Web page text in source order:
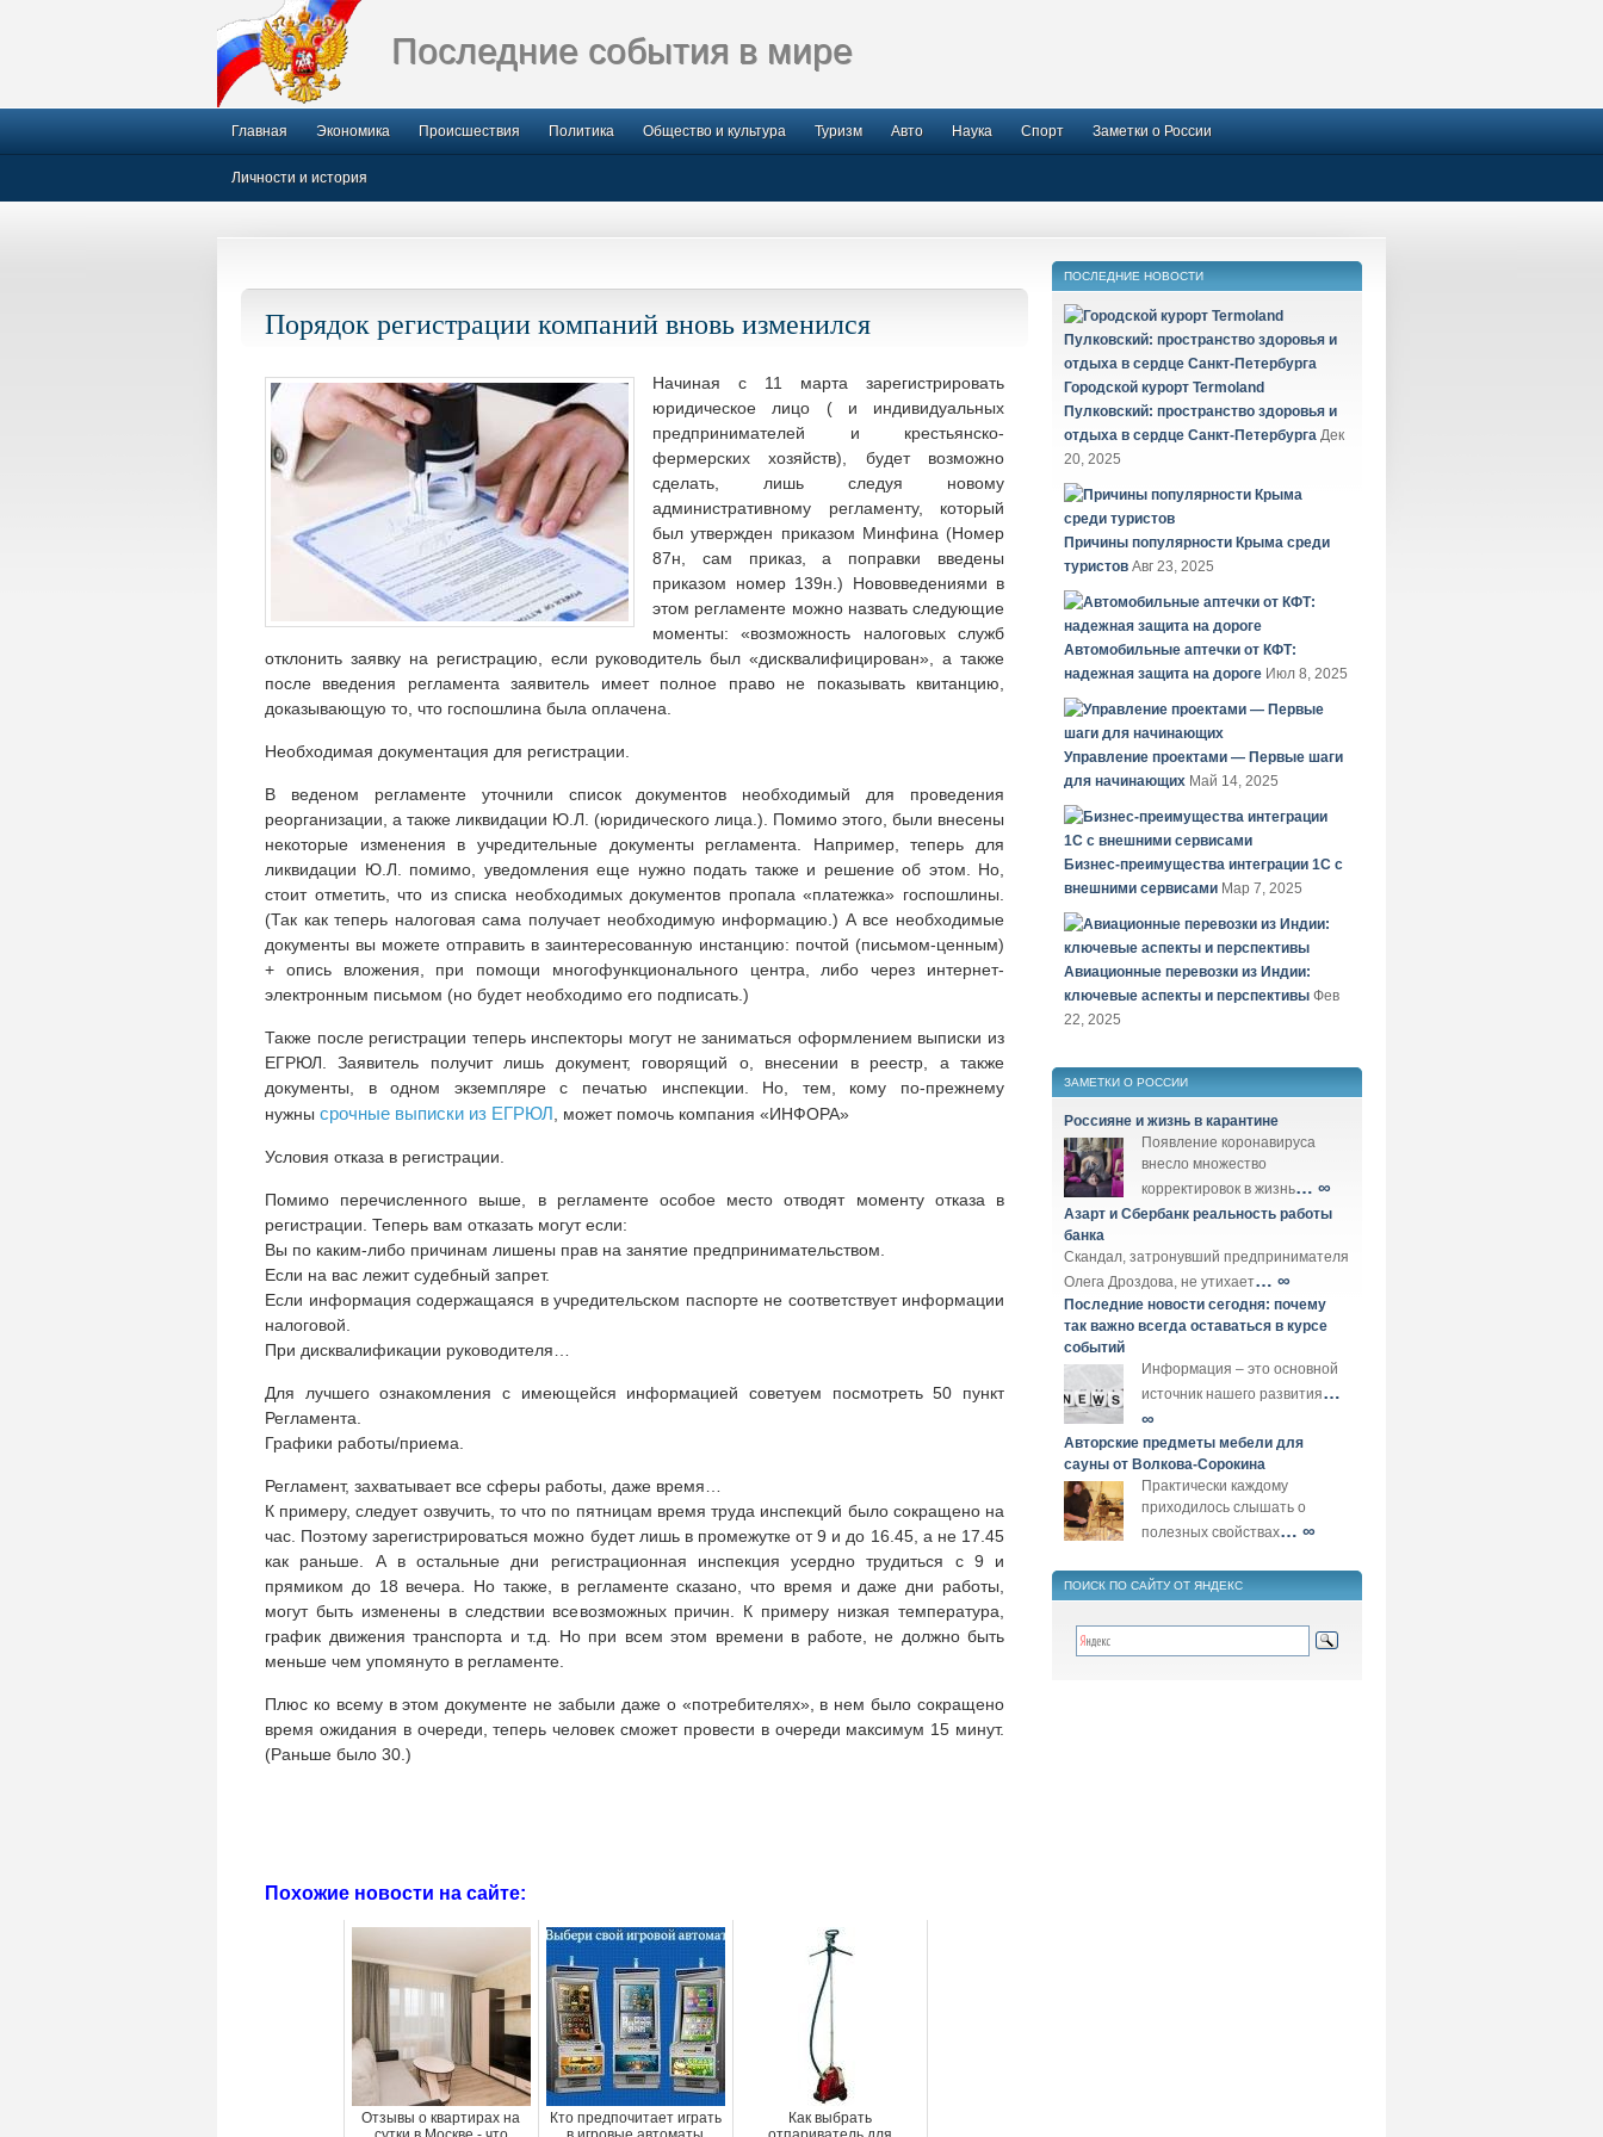
Последние события в мире
Главная Экономика Происшествия Политика Общество и культура Туризм Авто Наука Спорт Заметки о России
Личности и история
Порядок регистрации компаний вновь изменился
Начиная с 11 марта зарегистрировать
юридическое лицо ( и индивидуальных
предпринимателей и крестьянско-
фермерских хозяйств), будет возможно
сделать, лишь следуя новому
административному регламенту, который
был утвержден приказом Минфина (Номер
87н, сам приказ, а поправки введены
приказом номер 139н.) Нововведениями в
этом регламенте можно назвать следующие
моменты: «возможность налоговых служб
отклонить заявку на регистрацию, если руководитель был «дисквалифицирован», а также
после введения регламента заявитель имеет полное право не показывать квитанцию,
доказывающую то, что госпошлина была оплачена.
Необходимая документация для регистрации.
В веденом регламенте уточнили список документов необходимый для проведения
реорганизации, а также ликвидации Ю.Л. (юридического лица.). Помимо этого, были внесены
некоторые изменения в учредительные документы регламента. Например, теперь для
ликвидации Ю.Л. помимо, уведомления еще нужно подать также и решение об этом. Но,
стоит отметить, что из списка необходимых документов пропала «платежка» госпошлины.
(Так как теперь налоговая сама получает необходимую информацию.) А все необходимые
документы вы можете отправить в заинтересованную инстанцию: почтой (письмом-ценным)
+ опись вложения, при помощи многофункционального центра, либо через интернет-
электронным письмом (но будет необходимо его подписать.)
Также после регистрации теперь инспекторы могут не заниматься оформлением выписки из
ЕГРЮЛ. Заявитель получит лишь документ, говорящий о, внесении в реестр, а также
документы, в одном экземпляре с печатью инспекции. Но, тем, кому по-прежнему
нужны срочные выписки из ЕГРЮЛ , может помочь компания «ИНФОРА»
Условия отказа в регистрации.
Помимо перечисленного выше, в регламенте особое место отводят моменту отказа в
регистрации. Теперь вам отказать могут если:
Вы по каким-либо причинам лишены прав на занятие предпринимательством.
Если на вас лежит судебный запрет.
Если информация содержащаяся в учредительском паспорте не соответствует информации
налоговой.
При дисквалификации руководителя…
Для лучшего ознакомления с имеющейся информацией советуем посмотреть 50 пункт
Регламента.
Графики работы/приема.
Регламент, захватывает все сферы работы, даже время…
К примеру, следует озвучить, то что по пятницам время труда инспекций было сокращено на
час. Поэтому зарегистрироваться можно будет лишь в промежутке от 9 и до 16.45, а не 17.45
как раньше. А в остальные дни регистрационная инспекция усердно трудиться с 9 и
прямиком до 18 вечера. Но также, в регламенте сказано, что время и даже дни работы,
могут быть изменены в следствии всевозможных причин. К примеру низкая температура,
график движения транспорта и т.д. Но при всем этом времени в работе, не должно быть
меньше чем упомянуто в регламенте.
Плюс ко всему в этом документе не забыли даже о «потребителях», в нем было сокращено
время ожидания в очереди, теперь человек сможет провести в очереди максимум 15 минут.
(Раньше было 30.)
Похожие новости на сайте:
Отзывы о квартирах на
Кто предпочитает играть
Как выбрать
ПОСЛЕДНИЕ НОВОСТИ
Городской курорт Termoland
Пулковский: пространство здоровья и
отдыха в сердце Санкт-Петербурга Дек
20, 2025
Причины популярности Крыма среди
туристов Авг 23, 2025
Автомобильные аптечки от КФТ:
надежная защита на дороге Июл 8, 2025
Управление проектами — Первые шаги
для начинающих Май 14, 2025
Бизнес-преимущества интеграции 1С с
внешними сервисами Мар 7, 2025
Авиационные перевозки из Индии:
ключевые аспекты и перспективы Фев
22, 2025
ЗАМЕТКИ О РОССИИ
Россияне и жизнь в карантине
Появление коронавируса
внесло множество
корректировок в жизнь… ∞
Азарт и Сбербанк реальность работы
банка
Скандал, затронувший предпринимателя
Олега Дроздова, не утихает… ∞
Последние новости сегодня: почему
так важно всегда оставаться в курсе
событий
Информация – это основной
источник нашего развития…
∞
Авторские предметы мебели для
сауны от Волкова-Сорокина
Практически каждому
приходилось слышать о
полезных свойствах… ∞
ПОИСК ПО САЙТУ ОТ ЯНДЕКС